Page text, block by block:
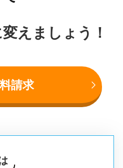
変えましょう！
請求